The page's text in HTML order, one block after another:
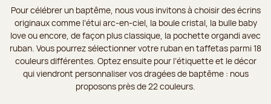
Pour célébrer un baptême, nous vous invitons à choisir des écrins
originaux comme l’étui arc-en-ciel, la boule cristal, la bulle baby
love ou encore, de façon plus classique, la pochette organdi avec
ruban. Vous pourrez sélectionner votre ruban en taffetas parmi 18
couleurs différentes. Optez ensuite pour l’étiquette et le décor
qui viendront personnaliser vos dragées de baptême : nous
proposons près de 22 couleurs.